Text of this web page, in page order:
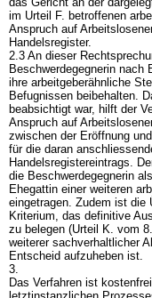
im Urteil F. betroffenen
Anspruch auf
Handelsregister.
2.3 An dieser
Beschwerdegegnerin
ihre arbeitgeberähnliche
Befugnissen beibehalten.
beabsichtigt war, hilft der
Anspruch auf
zwischen der Eröffnung
für die daran
Handelsregistereintrags.
die Beschwerdegegnerin
Ehegattin einer weiteren
eingetragen. Zudem ist die
Kriterium, das definitive
zu belegen (Urteil K. vom
weiterer sachverhaltlicher
Entscheid aufzuheben ist.
3.
Das Verfahren ist